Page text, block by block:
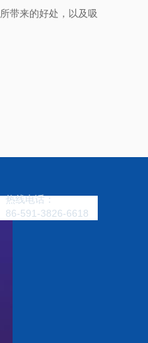
带来的好处，以及吸
热线电话：
86-591-3826-6618